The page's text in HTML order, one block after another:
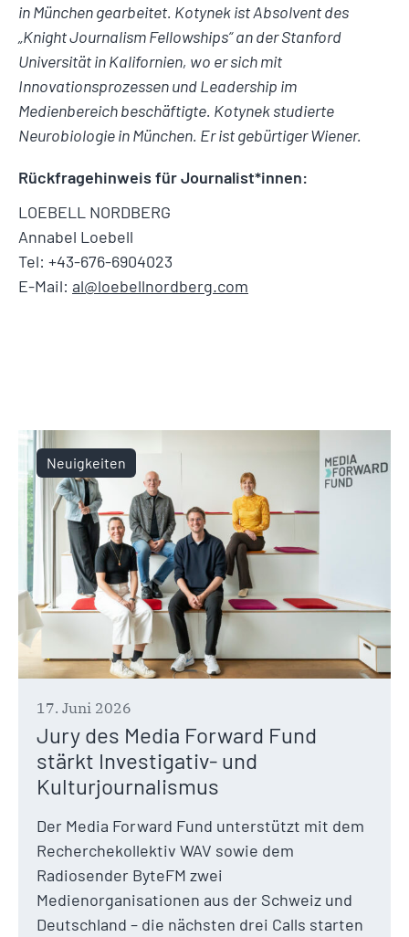
in München gearbeitet. Kotynek ist Absolvent des
„Knight Journalism Fellowships“ an der Stanford
Universität in Kalifornien, wo er sich mit
Innovationsprozessen und Leadership im
Medienbereich beschäftigte. Kotynek studierte
Neurobiologie in München. Er ist gebürtiger Wiener.
Rückfragehinweis für Journalist*innen:
LOEBELL NORDBERG
Annabel Loebell
Tel: +43-676-6904023
E-Mail: al@loebellnordberg.com
Neuigkeiten
17. Juni 2026
Jury des Media Forward Fund
stärkt Investigativ- und
Kulturjournalismus
Der Media Forward Fund unterstützt mit dem
Recherchekollektiv WAV sowie dem
Radiosender ByteFM zwei
Medienorganisationen aus der Schweiz und
Deutschland – die nächsten drei Calls starten